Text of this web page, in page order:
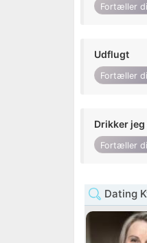
Fortæller
Udflugt
Fortæller
Drikker
Fortæller
Dating